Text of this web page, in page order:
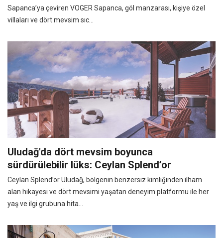
Sapanca’ya çeviren VOGER Sapanca, göl manzarası, kişiye özel
villaları ve dört mevsim sıc...
Uludağ'da dört mevsim boyunca
sürdürülebilir lüks: Ceylan Splend’or
Ceylan Splend’or Uludağ, bölgenin benzersiz kimliğinden ilham
alan hikayesi ve dört mevsimi yaşatan deneyim platformu ile her
yaş ve ilgi grubuna hita...